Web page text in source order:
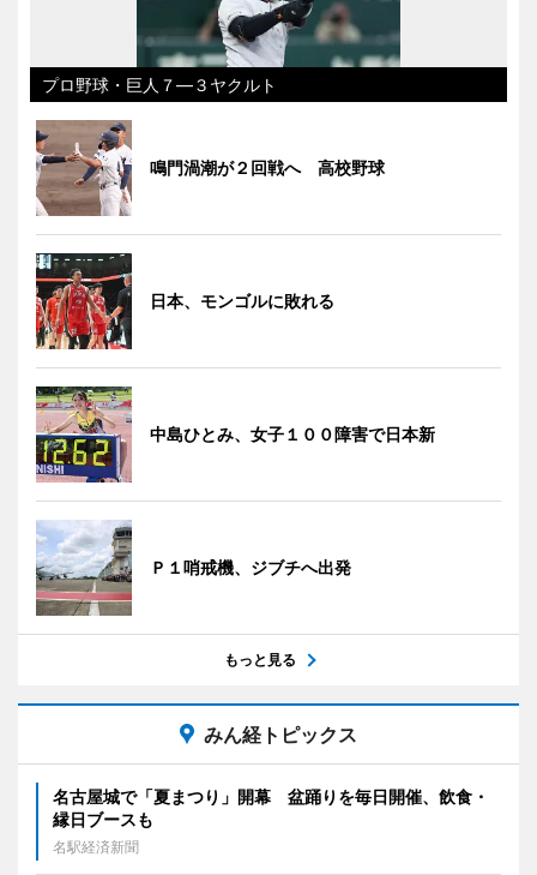
プロ野球・巨人７―３ヤクルト
鳴門渦潮が２回戦へ 高校野球
日本、モンゴルに敗れる
中島ひとみ、女子１００障害で日本新
Ｐ１哨戒機、ジブチへ出発
もっと見る
みん経トピックス
名古屋城で「夏まつり」開幕 盆踊りを毎日開催、飲食・
縁日ブースも
名駅経済新聞